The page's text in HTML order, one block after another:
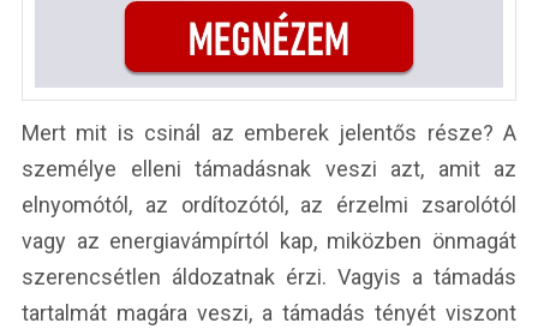
Mert mit is csinál az emberek jelentős része? A
személye elleni támadásnak veszi azt, amit az
elnyomótól, az ordítozótól, az érzelmi zsarolótól
vagy az energiavámpírtól kap, miközben önmagát
szerencsétlen áldozatnak érzi. Vagyis a támadás
tartalmát magára veszi, a támadás tényét viszont